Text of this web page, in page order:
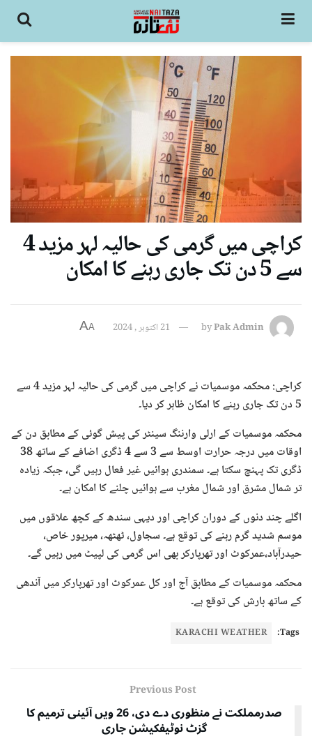
کراچی میں گرمی کی حالیہ لہر مزید 4
سے 5 دن تک جاری رہنے کا امکان
byPak Admin 21 اکتوبر , 2024 A
A
کراچی: محکمہ موسمیات نے کراچی میں گرمی کی حالیہ لہر مزید 4 سے
5 دن تک جاری رہنے کا امکان ظاہر کر دیا۔
محکمہ موسمیات کے ارلی وارننگ سینٹر کی پیش گوئی کے مطابق دن کے
اوقات میں درجہ حرارت اوسط سے 3 سے 4 ڈگری اضافے کے ساتھ 38
ڈگری تک پہنچ سکتا ہے۔ سمندری ہوائیں غیر فعال رہیں گی، جبکہ زیادہ
تر شمال مشرق اور شمال مغرب سے ہوائیں چلنے کا امکان ہے۔
اگلے چند دنوں کے دوران کراچی اور دیہی سندھ کے کچھ علاقوں میں
موسم شدید گرم رہنے کی توقع ہے۔ سجاول، ٹھٹھہ، میرپور خاص،
حیدرآباد،عمرکوٹ اور تھرپارکر بھی اس گرمی کی لپیٹ میں رہیں گے۔
محکمہ موسمیات کے مطابق آج اور کل عمرکوٹ اور تھرپارکر میں آندھی
کے ساتھ بارش کی توقع ہے۔
Tags:
KARACHI WEATHER
Previous Post
صدرمملکت نے منظوری دے دی، 26 ویں آئینی ترمیم کا
گزٹ نوٹیفکیشن جاری